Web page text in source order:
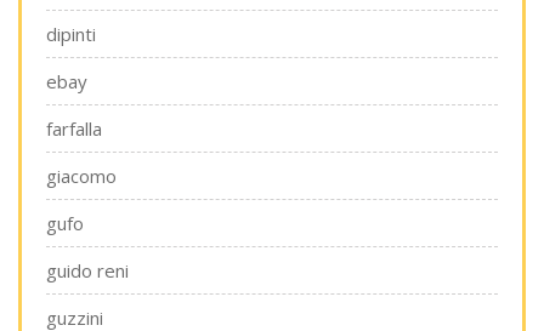
dipinti
ebay
farfalla
giacomo
gufo
guido reni
guzzini